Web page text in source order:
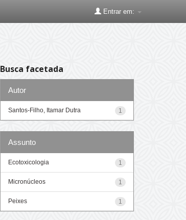
Entrar em:
Busca facetada
Autor
1
Santos-Filho, Itamar Dutra
Assunto
1
Ecotoxicologia
1
Micronúcleos
1
Peixes